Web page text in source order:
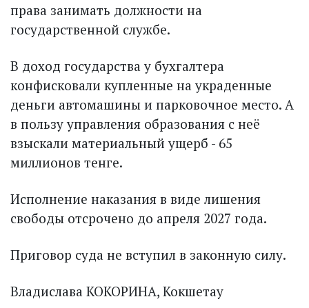
права занимать должности на
государственной службе.
В доход государства у бухгалтера
конфисковали купленные на украденные
деньги автомашины и парковочное место. А
в пользу управления образования с неё
взыскали материальный ущерб - 65
миллионов тенге.
Исполнение наказания в виде лишения
свободы отсрочено до апреля 2027 года.
Приговор суда не вступил в законную силу.
Владислава КОКОРИНА, Кокшетау